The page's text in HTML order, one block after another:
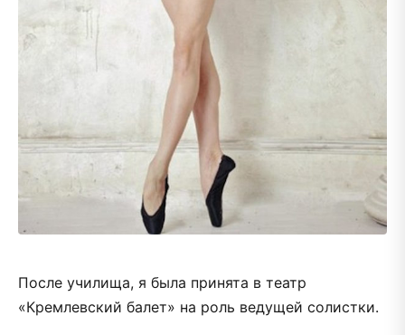
После училища, я была принята в театр
«Кремлевский балет» на роль ведущей солистки.